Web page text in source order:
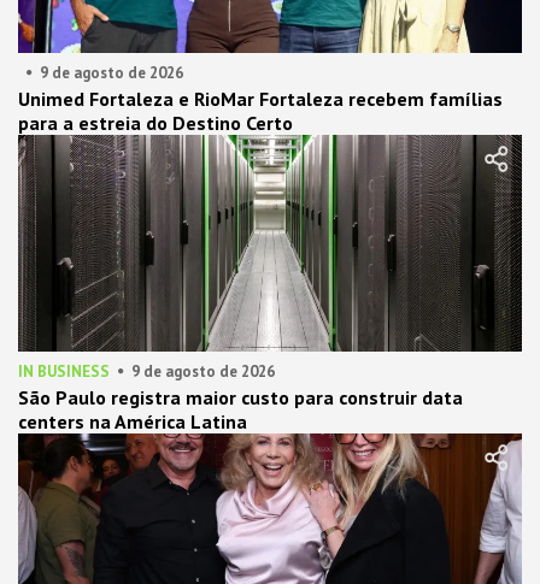
9 de agosto de 2026
Unimed Fortaleza e RioMar Fortaleza recebem famílias
para a estreia do Destino Certo
IN BUSINESS 9 de agosto de 2026
São Paulo registra maior custo para construir data
centers na América Latina